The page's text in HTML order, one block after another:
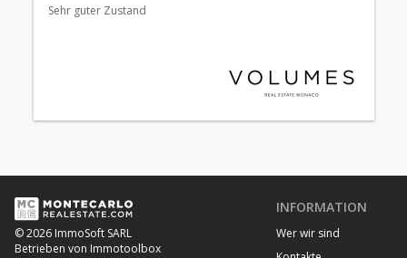
Sehr guter Zustand
© 2026 ImmoSoft SARL
Betrieben von Immotoolbox
INFORMATION
Wer wir sind